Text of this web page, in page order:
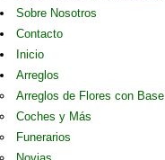
Sobre Nosotros
Contacto
Inicio
Arreglos
Arreglos de Flores con Base
Coches y Más
Funerarios